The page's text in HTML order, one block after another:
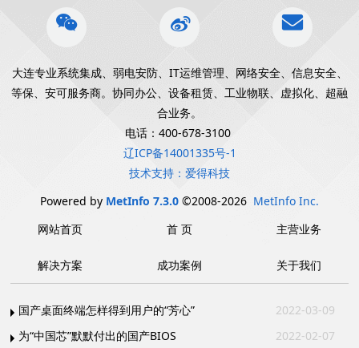
大连专业系统集成、弱电安防、IT运维管理、网络安全、信息安全、
等保、安可服务商。协同办公、设备租赁、工业物联、虚拟化、超融
合业务。
电话：400-678-3100
辽ICP备14001335号-1
技术支持：爱得科技
Powered by MetInfo 7.3.0 ©2008-2026 MetInfo Inc.
网站首页
首 页 主营业务
解决方案 成功案例 关于我们
国产桌面终端怎样得到用户的“芳心”
2022-03-09
为“中国芯”默默付出的国产BIOS
2022-02-07